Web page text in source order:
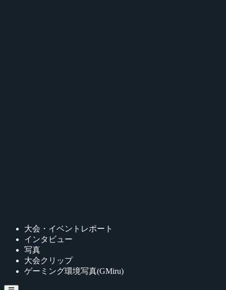
大会・イベントレポート
インタビュー
写真
大会クリップ
ゲーミング環境写真(GMiru)